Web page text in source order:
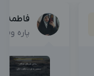
فاطمه
پاره